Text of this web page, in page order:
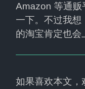
Amazon 等通贩
一下。不过我想
的淘宝肯定也会
如果喜欢本文，